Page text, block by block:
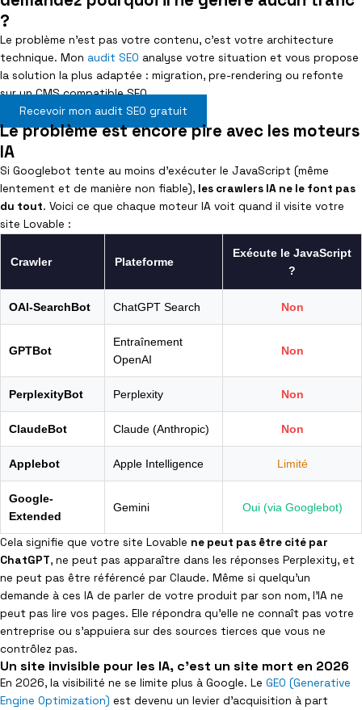
?
Le problème n’est pas votre contenu, c’est votre architecture
technique. Mon audit SEO analyse votre situation et vous propose
la solution la plus adaptée : migration, pre-rendering ou refonte
sur un CMS compatible SEO.
Recevoir mon audit SEO gratuit
Le problème est encore pire avec les moteurs
IA
Si Googlebot tente au moins d’exécuter le JavaScript (même
lentement et de manière non fiable), les crawlers IA ne le font pas
du tout. Voici ce que chaque moteur IA voit quand il visite votre
site Lovable :
Crawler Plateforme
Exécute le JavaScript
?
OAI-SearchBot ChatGPT Search Non
GPTBot
Entraînement
OpenAI
Non
PerplexityBot Perplexity Non
ClaudeBot Claude (Anthropic) Non
Applebot Apple Intelligence Limité
Google-
Extended
Gemini Oui (via Googlebot)
Cela signifie que votre site Lovable ne peut pas être cité par
ChatGPT, ne peut pas apparaître dans les réponses Perplexity, et
ne peut pas être référencé par Claude. Même si quelqu’un
demande à ces IA de parler de votre produit par son nom, l’IA ne
peut pas lire vos pages. Elle répondra qu’elle ne connaît pas votre
entreprise ou s’appuiera sur des sources tierces que vous ne
contrôlez pas.
Un site invisible pour les IA, c'est un site mort en 2026
En 2026, la visibilité ne se limite plus à Google. Le GEO (Generative
Engine Optimization) est devenu un levier d’acquisition à part